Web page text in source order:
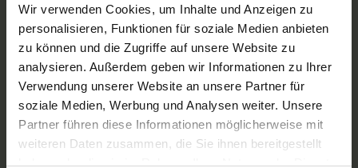
Wir verwenden Cookies, um Inhalte und Anzeigen zu
personalisieren, Funktionen für soziale Medien anbieten
zu können und die Zugriffe auf unsere Website zu
analysieren. Außerdem geben wir Informationen zu Ihrer
Verwendung unserer Website an unsere Partner für
soziale Medien, Werbung und Analysen weiter. Unsere
Partner führen diese Informationen möglicherweise mit
weiteren Daten zusammen, die Sie ihnen bereitgestellt
haben oder die sie im Rahmen Ihrer Nutzung der Dienste
A-ROSA Flussschiff GmbH
Nicko Cruises Flussreisen
PLANTOURS Kreuzfahrten
AMADEUS Flusskreuzfahrten
1AVista Flussreisen
TOP Reiseziele
Flussreisen Deutschland
Flussreise Osteuropa